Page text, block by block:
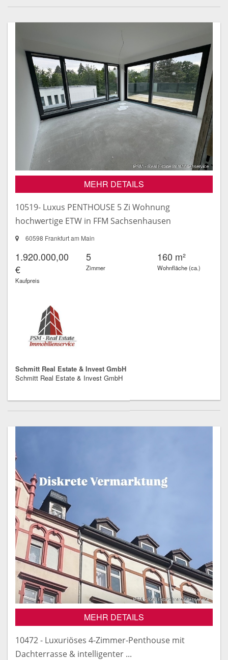
MEHR DETAILS
10519- Luxus PENTHOUSE 5 Zi Wohnung
hochwertige ETW in FFM Sachsenhausen
60598 Frankfurt am Main
1.920.000,00
€
Kaufpreis
5
Zimmer
160 m²
Wohnfläche (ca.)
Schmitt Real Estate & Invest GmbH
Schmitt Real Estate & Invest GmbH
MEHR DETAILS
10472 - Luxuriöses 4-Zimmer-Penthouse mit
Dachterrasse & intelligenter ...